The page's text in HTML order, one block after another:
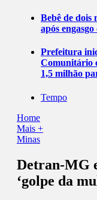
Bebê de dois
após
Prefeitura
Comunitário
1,5 milhão
Tempo
Home
Mais +
Minas
Detran-MG
‘golpe da